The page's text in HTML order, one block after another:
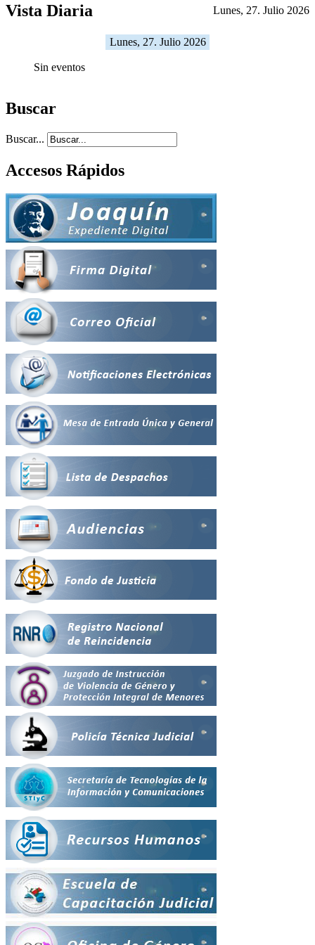
Vista Diaria Lunes, 27. Julio 2026
Lunes, 27. Julio 2026
Sin eventos
Buscar
Buscar...
Accesos Rápidos